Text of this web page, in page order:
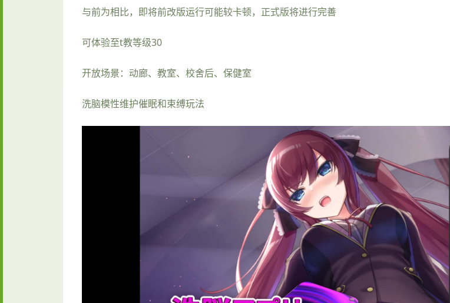
与前为相比，即将前改版运行可能较卡顿，正式版将进行完善
可体验至t教等级30
开放场景：动廊、教室、校舍后、保健室
洗脑模性维护催眠和束缚玩法